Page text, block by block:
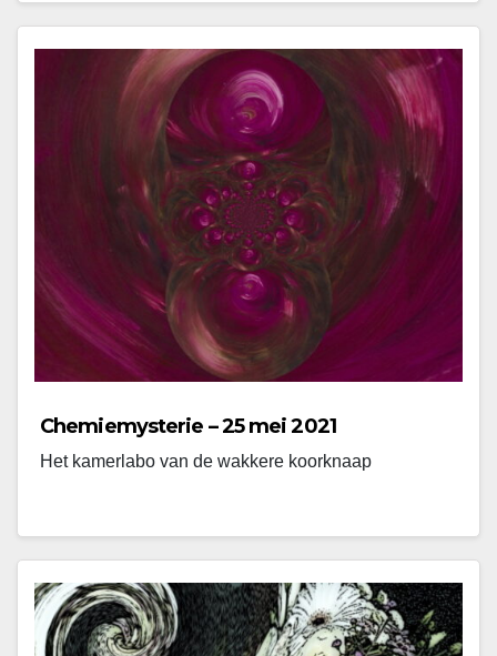
Chemiemysterie – 25 mei 2021
Het kamerlabo van de wakkere koorknaap